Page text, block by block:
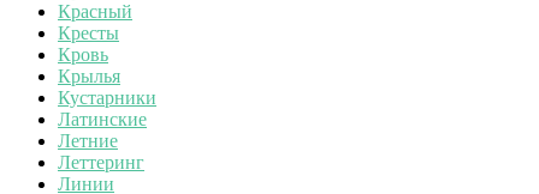
Красный
Кресты
Кровь
Крылья
Кустарники
Латинские
Летние
Леттеринг
Линии